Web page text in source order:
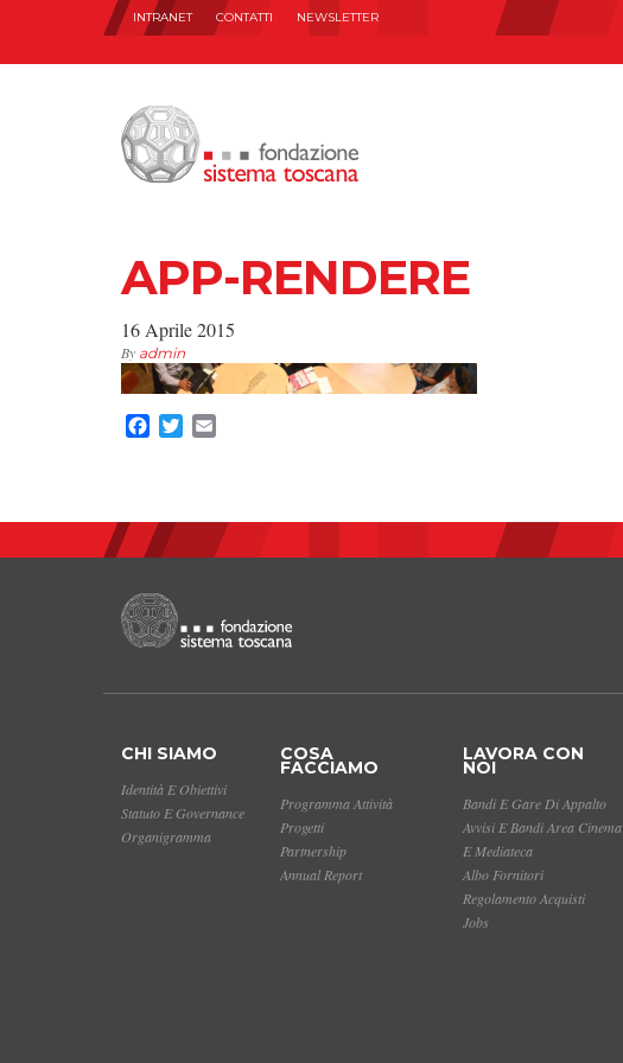
INTRANET CONTATTI NEWSLETTER
APP-RENDERE
16 Aprile 2015
By admin
Facebook
Twitter
CHI SIAMO
Identità E Obiettivi
Statuto E Governance
Organigramma
COSA
FACCIAMO
Programma Attività
Progetti
Partnership
Annual Report
LAVORA CON
NOI
Bandi E Gare Di Appalto
Avvisi E Bandi Area Cinema
E Mediateca
Albo Fornitori
Regolamento Acquisti
Jobs